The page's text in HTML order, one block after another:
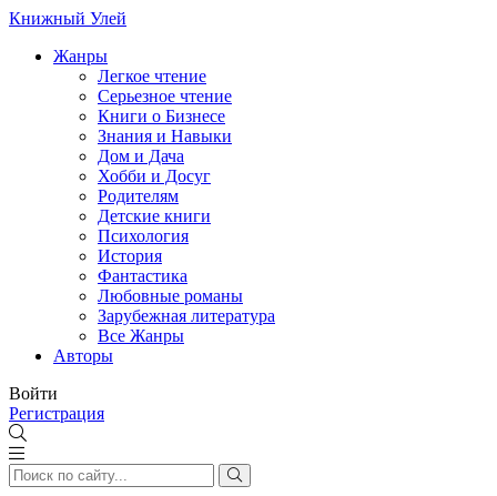
Книжный Улей
Жанры
Легкое чтение
Серьезное чтение
Книги о Бизнесе
Знания и Навыки
Дом и Дача
Хобби и Досуг
Родителям
Детские книги
Психология
История
Фантастика
Любовные романы
Зарубежная литература
Все Жанры
Авторы
Войти
Регистрация